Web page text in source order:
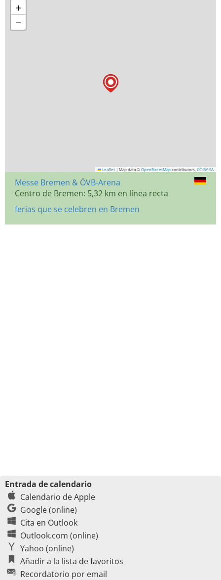
+
−
Leaflet | Map data © OpenStreetMap contributors, CC-BY-SA
Messe Bremen & ÖVB-Arena
Centro de Bremen: 5,32 km en línea recta
ferias que se celebren en Bremen
Entrada de calendario
Calendario de Apple
Google (online)
Cita en Outlook
Outlook.com (online)
Yahoo (online)
Añadir a la lista de favoritos
Recordatorio por email